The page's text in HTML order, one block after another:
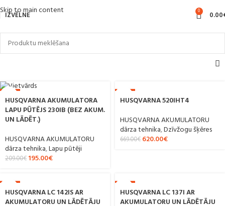
Skip to main content
IZVĒLNE 0 0.00
HUSQVARNA AKUMULATORA
LAPU PŪTĒJS 230IB (BEZ AKUM.
UN LĀDĒT.)
HUSQVARNA AKUMULATORU
dārza tehnika,Lapu pūtēji
209.00€ 195.00€
HUSQVARNA 520IHT4
HUSQVARNA AKUMULATORU
dārza tehnika,Dzīvžogu šķēres
669.00€ 620.00€
HUSQVARNA LC 142IS AR
AKUMULATORU UN LĀDĒTĀJU
HUSQVARNA LC 137I AR
AKUMULATORU UN LĀDĒTĀJU